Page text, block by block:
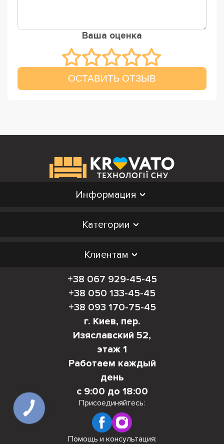
Ваша оценка
ОСТАВИТЬ ОТЗЫВ
Информация
Категории
Клиентам
+38 067 929-45-45
+38 050 133-45-45
+38 093 170-75-45
г. Киев, пер.
Изяславский 52,
этаж 1
Работаем каждый
день
с 9:00 до 18:00
Присоединяйтесь:
Помощь и консультация:
КНОПКА
СВЯЗИ